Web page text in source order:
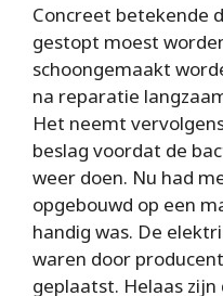
Concreet betekende
gestopt moest
schoongemaakt
na reparatie
Het neemt
beslag voordat de
weer doen. Nu had
opgebouwd op een
handig was. De
waren door
geplaatst. Helaas